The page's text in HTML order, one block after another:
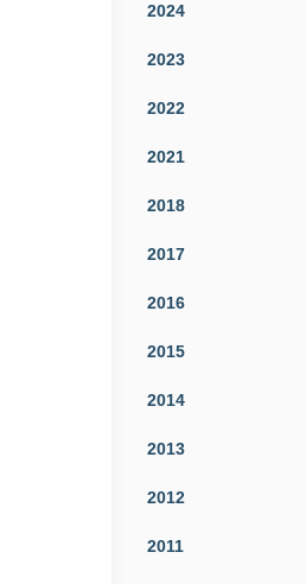
2024
2023
2022
2021
2018
2017
2016
2015
2014
2013
2012
2011